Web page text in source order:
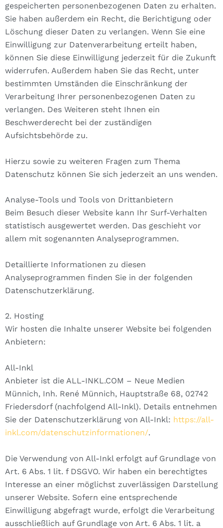
gespeicherten personenbezogenen Daten zu erhalten.
Sie haben außerdem ein Recht, die Berichtigung oder
Löschung dieser Daten zu verlangen. Wenn Sie eine
Einwilligung zur Datenverarbeitung erteilt haben,
können Sie diese Einwilligung jederzeit für die Zukunft
widerrufen. Außerdem haben Sie das Recht, unter
bestimmten Umständen die Einschränkung der
Verarbeitung Ihrer personenbezogenen Daten zu
verlangen. Des Weiteren steht Ihnen ein
Beschwerderecht bei der zuständigen
Aufsichtsbehörde zu.
Hierzu sowie zu weiteren Fragen zum Thema
Datenschutz können Sie sich jederzeit an uns wenden.
Analyse-Tools und Tools von Dritt­anbietern
Beim Besuch dieser Website kann Ihr Surf-Verhalten
statistisch ausgewertet werden. Das geschieht vor
allem mit sogenannten Analyseprogrammen.
Detaillierte Informationen zu diesen
Analyseprogrammen finden Sie in der folgenden
Datenschutzerklärung.
2. Hosting
Wir hosten die Inhalte unserer Website bei folgenden
Anbietern:
All-Inkl
Anbieter ist die ALL-INKL.COM – Neue Medien
Münnich, Inh. René Münnich, Hauptstraße 68, 02742
Friedersdorf (nachfolgend All-Inkl). Details entnehmen
Sie der Datenschutzerklärung von All-Inkl: https://all-
inkl.com/datenschutzinformationen/.
Die Verwendung von All-Inkl erfolgt auf Grundlage von
Art. 6 Abs. 1 lit. f DSGVO. Wir haben ein berechtigtes
Interesse an einer möglichst zuverlässigen Darstellung
unserer Website. Sofern eine entsprechende
Einwilligung abgefragt wurde, erfolgt die Verarbeitung
ausschließlich auf Grundlage von Art. 6 Abs. 1 lit. a